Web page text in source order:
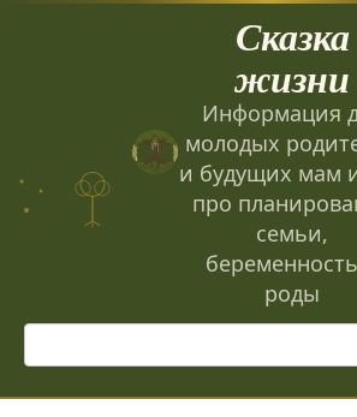
Сказка
жизни
Информация
молодых
и будущих мам
про
семьи,
роды
Поиск: